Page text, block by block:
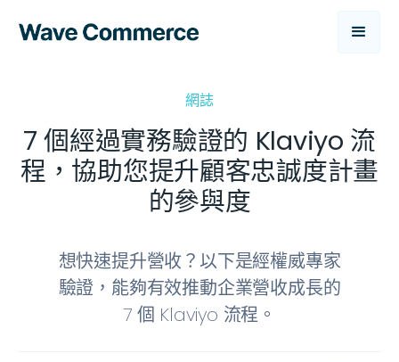
網誌
7 個經過實務驗證的 Klaviyo 流
程，協助您提升顧客忠誠度計畫
的參與度
想快速提升營收？以下是經權威專家
驗證，能夠有效推動企業營收成長的
7 個 Klaviyo 流程。